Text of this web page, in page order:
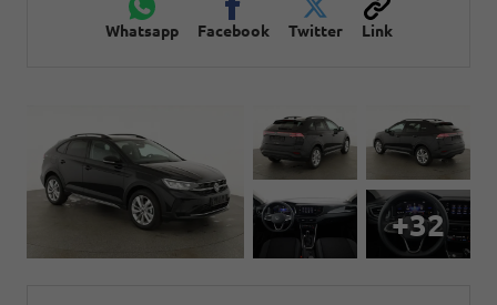
Whatsapp Facebook Twitter Link
+32